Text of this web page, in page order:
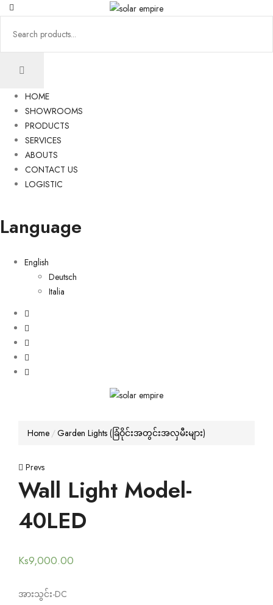
HOME
SHOWROOMS
PRODUCTS
SERVICES
ABOUTS
CONTACT US
LOGISTIC
Language
English
Deutsch
Italia
Home Garden Lights (ခြံဝိုင်းအတွင်းအလှမီးများ)
Post
navigation
Prevs
Wall Light Model-
40LED
Ks9,000.00
အားသွင်း-DC